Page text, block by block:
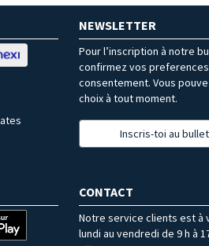
NEWSLETTER
Pour l’inscription à notre
confirmez vos
consentement. Vous
choix à tout moment.
Inscris-toi au
CONTACT
Notre service clients est à
lundi au vendredi de 9 h à